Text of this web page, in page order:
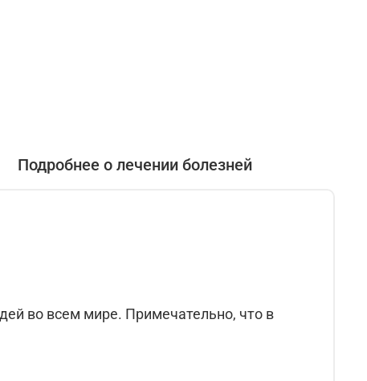
Подробнее о лечении болезней
во всем мире. Примечательно, что в